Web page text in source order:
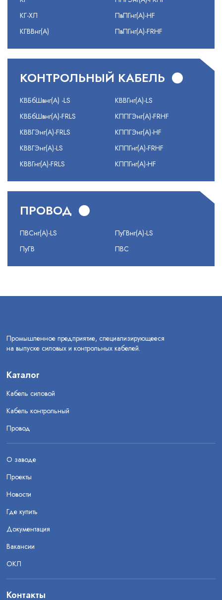
КГ-ХЛ
КГВВнг(А)
ПвПГнг(А)-HF
ПвПГнг(А)-FRHF
КОНТРОЛЬНЫЙ КАБЕЛЬ
КВБбШвнг(А) -LS
КВБбШвнг(А)-FRLS
КВВГЭнг(А)-FRLS
КВВГЭнг(А)-LS
КВВГнг(А)-FRLS
КВВГнг(А)-LS
КППГЭнг(А)-FRHF
КППГЭнг(А)-HF
КППГнг(А)-FRHF
КППГнг(А)-HF
ПРОВОД
ПВСнг(А)-LS
ПуГВ
ПуГВнг(А)-LS
ПВС
Промышленное предприятие, специализирующееся
на выпуске силовых и контрольных кабелей.
Каталог
Кабель силовой
Кабель контрольный
Провод
О заводе
Проекты
Новости
Где купить
Документация
Вакансии
ОКЛ
Контакты